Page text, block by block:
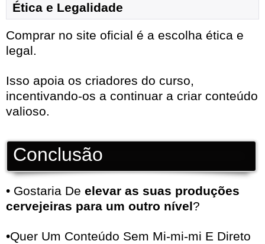
Ética e Legalidade
Comprar no site oficial é a escolha ética e
legal.
Isso apoia os criadores do curso,
incentivando-os a continuar a criar conteúdo
valioso.
Conclusão
• Gostaria De elevar as suas produções
cervejeiras para um outro nível?
•Quer Um Conteúdo Sem Mi-mi-mi E Direto